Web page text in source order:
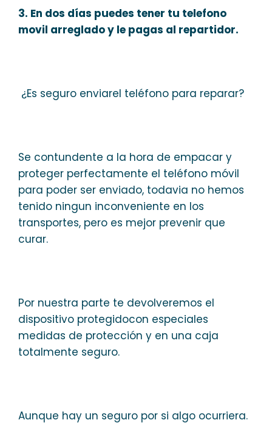
3. En dos días puedes tener tu telefono
movil arreglado y le pagas al repartidor.
¿Es seguro enviarel teléfono para reparar?
Se contundente a la hora de empacar y
proteger perfectamente el teléfono móvil
para poder ser enviado, todavia no hemos
tenido ningun inconveniente en los
transportes, pero es mejor prevenir que
curar.
Por nuestra parte te devolveremos el
dispositivo protegidocon especiales
medidas de protección y en una caja
totalmente seguro.
Aunque hay un seguro por si algo ocurriera.